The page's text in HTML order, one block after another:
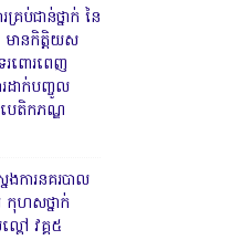
គ្រប់ជាន់ថ្នាក់ នៃ
មានកិត្តិយស
រពោរពេញ
ដាក់បញ្ចូល
េតិកភណ្ឌ
ងការនគរបាល
កុហសថ្នាក់
ពៅ វគ្គ៥